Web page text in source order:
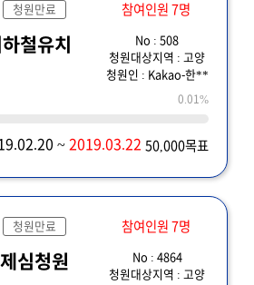
청원만료 참여인원 7명
철유치
No : 508
청원대상지역 : 고양
청원인 : Kakao-한**
0.01%
~2019.03.22 50,000목표
청원만료 참여인원 7명
심청원
No : 4864
청원대상지역 : 고양